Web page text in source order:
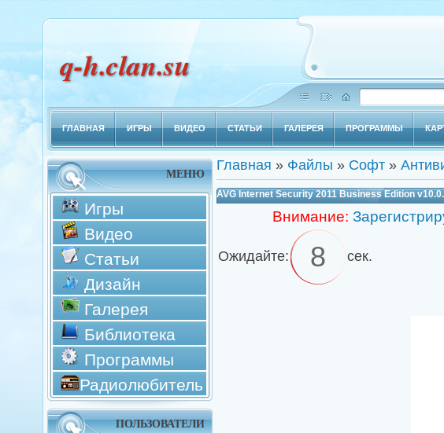
q-h.clan.su
ГЛАВНАЯ ИГРЫ ВИДЕО СТАТЬИ ГАЛЕРЕЯ ПРОГРАММЫ
МЕНЮ
Игры
Видео
Статьи
Дизайн
Галерея
Библиотека
Программы
Радиолюбитель
ПОЛЬЗОВАТЕЛИ
Главная » Файлы » Софт»
AVG Internet Security 2011 Business Edition
Внимание:
Ожидайте: 8 сек.